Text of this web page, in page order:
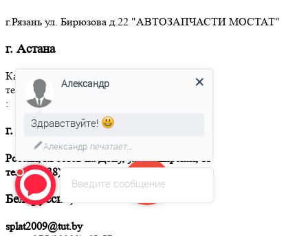
г.Рязань ул. Бирюзова д.22 "АВТОЗАПЧАСТИ МОСТАТ"
г. Астана
Казахстан, г.Астана, ул. Акжол, д.41
тел. +7(775)597-91-76, +7(701)7528572
:
г. Ростов на Дону
Россия, г.Ростов на Дону, ул. Каширская, 11
тел.+7(938)515-9439
Белоруссия, Минск
splat2009@tut.by
Введите сообщение
Александр
Здравствуйте!
Александр печатает...